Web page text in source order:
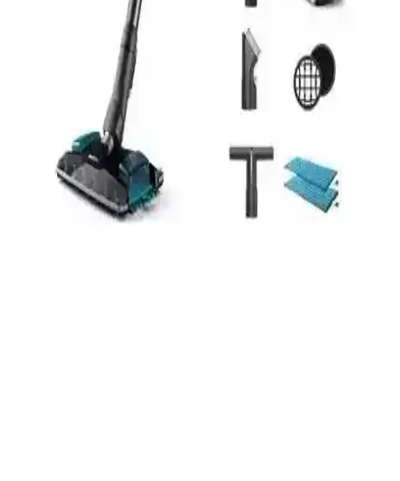
2500mAh kapasiteli bu batarya, Xiaomi Vacuum Mop G1 2in1
Essential ile uyumlu olup, uzun çalışma süresi ve kolay montajıyla
temizlikte üstün performans sağlar.
Xiaomi Robot Vacuum X10 BHR6068EU için 5200
mAh Li-ion Yüksek Kapasiteli Batarya
Xiaomi Robot Vacuum X10 BHR6068EU uyumlu 5200 mAh Li-
ion batarya, uzun çalışma süresi ve akıllı koruma sistemleriyle robot
süpürgenizin performansını artırır. Kolay montaj ve sessiz çalışma
avantajları sunar.
Sinbo SVC-8615 Kablosuz Dikey Süpürge: Güçlü